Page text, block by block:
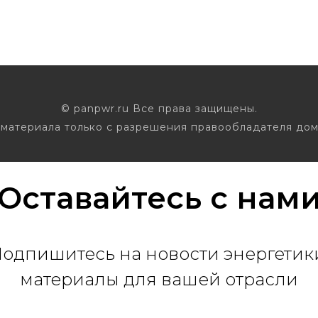
© panpwr.ru Все права защищены.
только с разрешения правообладателя
с
на новости
материалы для вашей отрасли